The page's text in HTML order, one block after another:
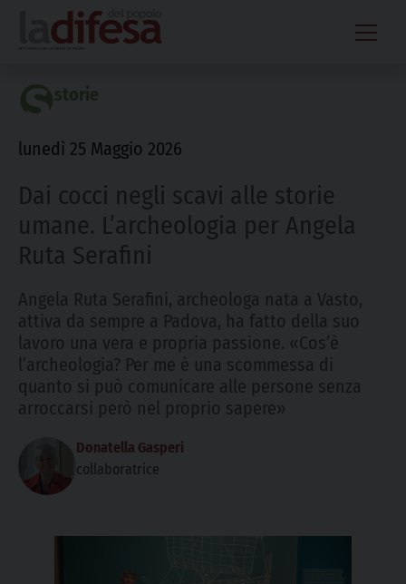
content
lunedì 25 Maggio 2026
Dai cocci negli scavi alle storie
umane. L’archeologia per Angela
Ruta Serafini
Angela Ruta Serafini, archeologa nata a Vasto,
attiva da sempre a Padova, ha fatto della suo
lavoro una vera e propria passione. «Cos’è
l’archeologia? Per me è una scommessa di
quanto si può comunicare alle persone senza
arroccarsi però nel proprio sapere»
Donatella Gasperi
collaboratrice